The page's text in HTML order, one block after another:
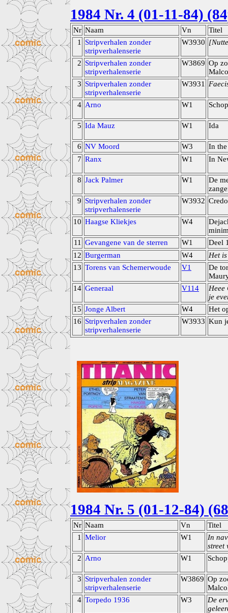
1984 Nr. 4 (01-11-84)
Nr Naam Vn
Titel
1
Stripverhalen zonder
stripverhalenserie
W3930
2 Stripverhalen zonder
stripverhalenserie
W3869 Op
3 Stripverhalen zonder
stripverhalenserie
W3931
4 Arno W1
5 Ida Mauz W1 Ida
6 NV Moord W3
In
7 Ranx W1 In
8 Jack Palmer W1
De
9 Stripverhalen zonder
stripverhalenserie
W3932
10 Haagse Kliekjes W4
11
Gevangene van de sterren W1
Deel
12 Burgerman W4
Het
13 Torens van Schemerwoude V1
De
14 Generaal V114
Heee
je
15 Jonge Albert W4
Het
16 Stripverhalen zonder
stripverhalenserie
W3933 Kun
1984 Nr. 5 (01-12-84)
Nr Naam Vn
Titel
1
Melior W1
In
street
2 Arno W1
3 Stripverhalen zonder
stripverhalenserie
W3869 Op
4 Torpedo 1936 W3
De